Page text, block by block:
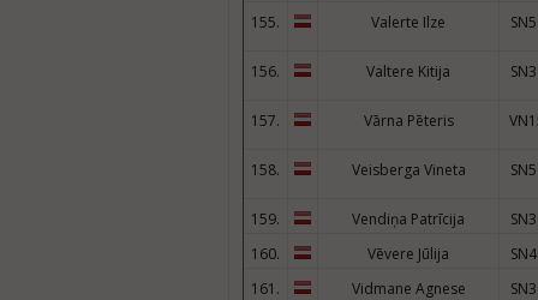
155.
Valerte Ilze
156. Valtere Kitija
157. Vārna Pēteris
158. Veisberga Vineta
159. Vendiņa Patrīcija
160.
Vēvere Jūlija
161.
Vidmane Agnese